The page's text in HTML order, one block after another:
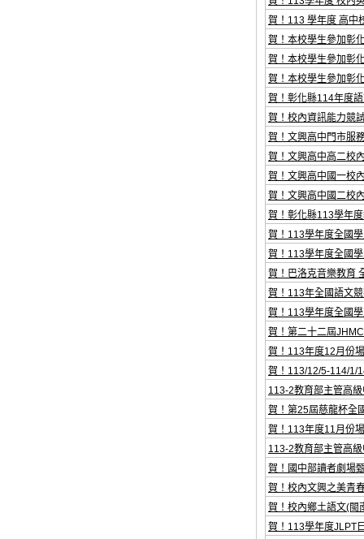
賀！113 學年度 高中
賀！本校學生參加彰
賀！本校學生參加彰
賀！本校學生參加彰
賀！彰化縣114年度
賀！校內資訊能力競
賀！文興高中門市服
賀！文興高中高二校
賀！文興高中國一校
賀！文興高中國二校
賀！彰化縣113學年
賀！113學年度全國
賀！113學年度全國
賀！巴洛克音樂教育
賀！113年全國語文
賀！113學年度全國
賀！第二十二屆
賀！113年度12月份
賀！113/12/5-114/1/
113-2教育部主管高
賀！第25屆慈龍杯全
賀！113年度11月份
113-2教育部主管高
賀！國中部讀者劇場
賀！校內文興之美青
賀！校內鄉土語文(閩
賀！113學年度JLPT